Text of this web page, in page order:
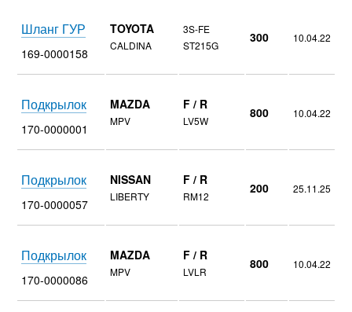
Шланг ГУР
169-0000158
TOYOTA
CALDINA
3S-FE
ST215G
300 10.04.22
Подкрылок
170-0000001
MAZDA
MPV
F / R
LV5W
800 10.04.22
Подкрылок
170-0000057
NISSAN
LIBERTY
F / R
RM12
200 25.11.25
Подкрылок
170-0000086
MAZDA
MPV
F / R
LVLR
800 10.04.22